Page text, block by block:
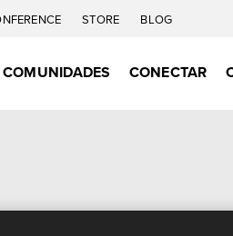
STORE BLOG
COMUNIDADES CONECTAR